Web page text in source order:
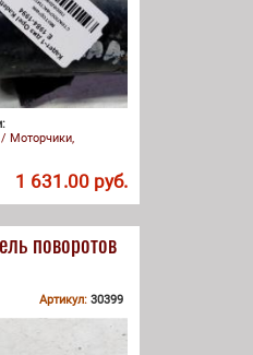
Моторчики,
1 631.00 руб.
поворотов
Артикул: 30399